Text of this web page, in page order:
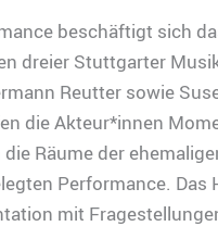
beschäftigt sich
dreier Stuttgarter
Reutter sowie
die Akteur*innen
Räume der
Performance.
mit